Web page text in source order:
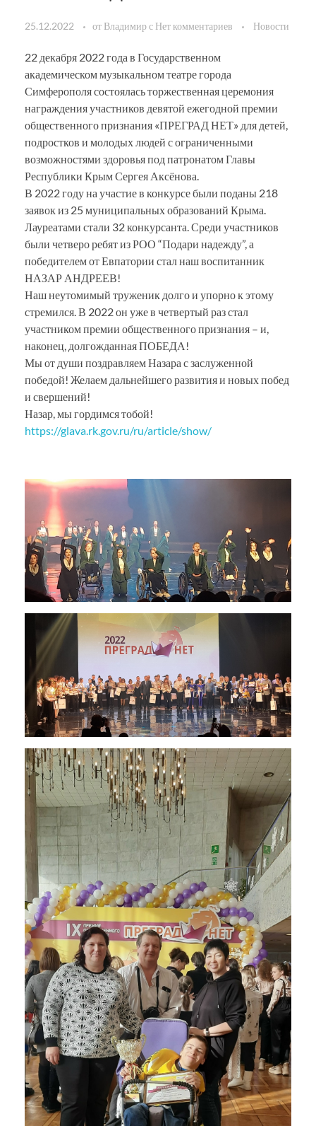
25.12.2022 от Владимирс Нет комментариев Новости
22 декабря 2022 года в Государственном
академическом музыкальном театре города
Симферополя состоялась торжественная церемония
награждения участников девятой ежегодной премии
общественного признания «ПРЕГРАД НЕТ» для детей,
подростков и молодых людей с ограниченными
возможностями здоровья под патронатом Главы
Республики Крым Сергея Аксёнова.
В 2022 году на участие в конкурсе были поданы 218
заявок из 25 муниципальных образований Крыма.
Лауреатами стали 32 конкурсанта. Среди участников
были четверо ребят из РОО “Подари надежду”, а
победителем от Евпатории стал наш воспитанник
НАЗАР АНДРЕЕВ!
Наш неутомимый труженик долго и упорно к этому
стремился. В 2022 он уже в четвертый раз стал
участником премии общественного признания – и,
наконец, долгожданная ПОБЕДА!
Мы от души поздравляем Назара с заслуженной
победой! Желаем дальнейшего развития и новых побед
и свершений!
Назар, мы гордимся тобой!
https://glava.rk.gov.ru/ru/article/show/